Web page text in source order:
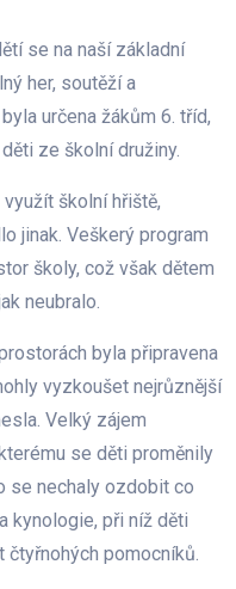
se na naší základní
her, soutěží a
určena žákům 6. tříd,
ze školní družiny.
školní hřiště,
jinak. Veškerý program
školy, což však dětem
neubralo.
byla připravena
vyzkoušet nejrůznější
Velký zájem
se děti proměnily
se nechaly ozdobit co
kynologie, při níž děti
pomocníků.